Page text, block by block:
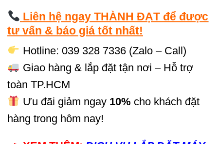
Liên hệ ngay THÀNH ĐẠT để được
tư vấn & báo giá tốt nhất!
Hotline: 039 328 7336 (Zalo – Call)
Giao hàng & lắp đặt tận nơi – Hỗ trợ
toàn TP.HCM
Ưu đãi giảm ngay 10% cho khách đặt
hàng trong hôm nay!